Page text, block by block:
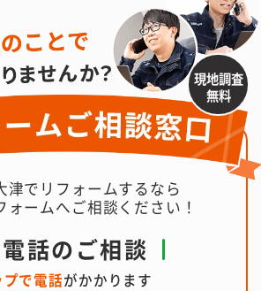
現地調査
無料
津でリフォームするなら
ォームへご相談ください！
話のご相談
プで電話がかかります